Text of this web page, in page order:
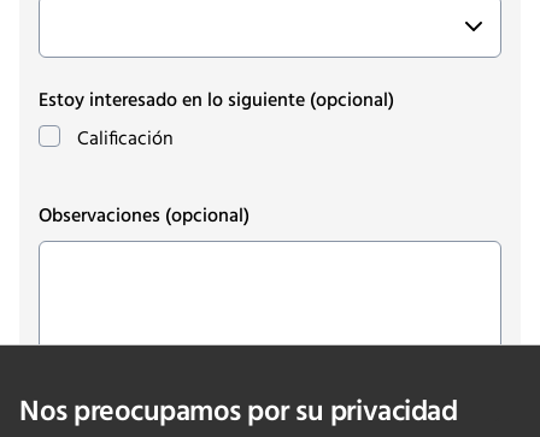
Estoy interesado en lo siguiente(opcional)
Calificación
Observaciones(opcional)
Nos preocupamos por su privacidad